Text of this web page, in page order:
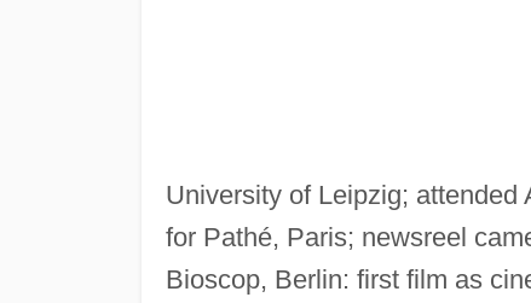
University of Leipzig; attended
for Pathé, Paris; newsreel
Bioscop, Berlin: first film as